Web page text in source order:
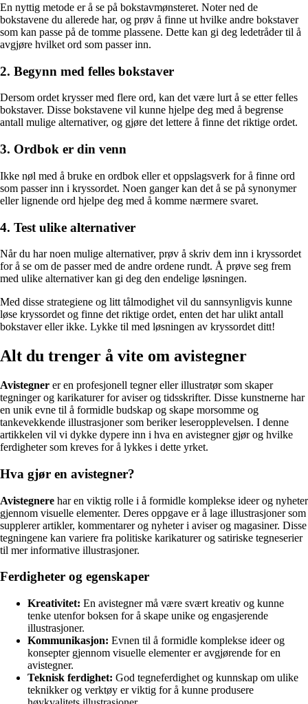
En nyttig metode er å se på bokstavmønsteret. Noter ned de
bokstavene du allerede har, og prøv å finne ut hvilke andre bokstaver
som kan passe på de tomme plassene. Dette kan gi deg ledetråder til å
avgjøre hvilket ord som passer inn.
2. Begynn med felles bokstaver
Dersom ordet krysser med flere ord, kan det være lurt å se etter felles
bokstaver. Disse bokstavene vil kunne hjelpe deg med å begrense
antall mulige alternativer, og gjøre det lettere å finne det riktige ordet.
3. Ordbok er din venn
Ikke nøl med å bruke en ordbok eller et oppslagsverk for å finne ord
som passer inn i kryssordet. Noen ganger kan det å se på synonymer
eller lignende ord hjelpe deg med å komme nærmere svaret.
4. Test ulike alternativer
Når du har noen mulige alternativer, prøv å skriv dem inn i kryssordet
for å se om de passer med de andre ordene rundt. Å prøve seg frem
med ulike alternativer kan gi deg den endelige løsningen.
Med disse strategiene og litt tålmodighet vil du sannsynligvis kunne
løse kryssordet og finne det riktige ordet, enten det har ulikt antall
bokstaver eller ikke. Lykke til med løsningen av kryssordet ditt!
Alt du trenger å vite om avistegner
Avistegner er en profesjonell tegner eller illustratør som skaper
tegninger og karikaturer for aviser og tidsskrifter. Disse kunstnerne har
en unik evne til å formidle budskap og skape morsomme og
tankevekkende illustrasjoner som beriker leseropplevelsen. I denne
artikkelen vil vi dykke dypere inn i hva en avistegner gjør og hvilke
ferdigheter som kreves for å lykkes i dette yrket.
Hva gjør en avistegner?
Avistegnere har en viktig rolle i å formidle komplekse ideer og nyheter
gjennom visuelle elementer. Deres oppgave er å lage illustrasjoner som
supplerer artikler, kommentarer og nyheter i aviser og magasiner. Disse
tegningene kan variere fra politiske karikaturer og satiriske tegneserier
til mer informative illustrasjoner.
Ferdigheter og egenskaper
Kreativitet: En avistegner må være svært kreativ og kunne
tenke utenfor boksen for å skape unike og engasjerende
illustrasjoner.
Kommunikasjon: Evnen til å formidle komplekse ideer og
konsepter gjennom visuelle elementer er avgjørende for en
avistegner.
Teknisk ferdighet: God tegneferdighet og kunnskap om ulike
teknikker og verktøy er viktig for å kunne produsere